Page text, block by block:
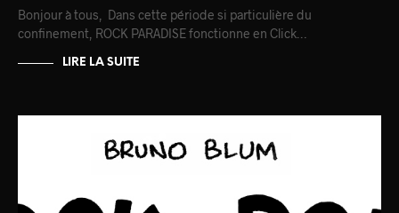
Bonjour à tous, Dans cette période si particulière du
confinement, ROCK PARADISE fonctionne en Click…
LIRE LA SUITE